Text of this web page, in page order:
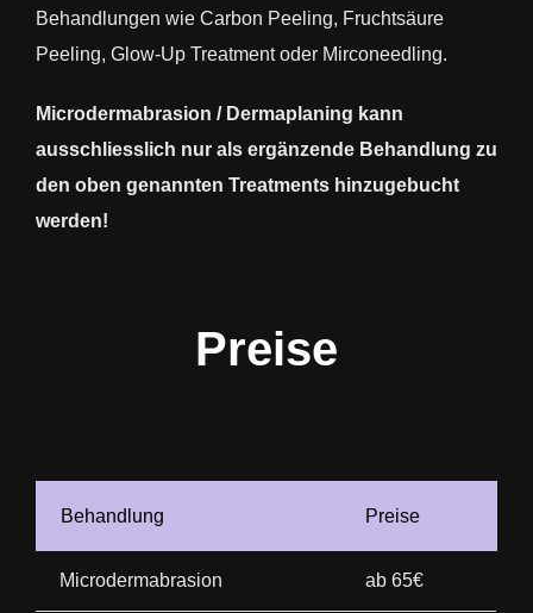
Behandlungen wie Carbon Peeling, Fruchtsäure
Peeling, Glow-Up Treatment oder Mirconeedling.
Microdermabrasion / Dermaplaning kann
ausschliesslich nur als ergänzende Behandlung zu
den oben genannten Treatments hinzugebucht
werden!
Preise
Behandlung Preise
Microdermabrasion ab 65€